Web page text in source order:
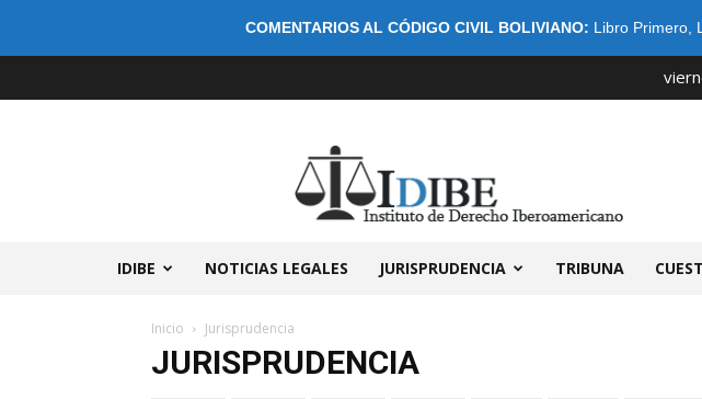
COMENTARIOS AL CÓDIGO CIVIL BOLIVIANO: Libro Primero,
IDIBE NOTICIAS LEGALES JURISPRUDENCIA TRIBUNA
Inicio Jurisprudencia
JURISPRUDENCIA